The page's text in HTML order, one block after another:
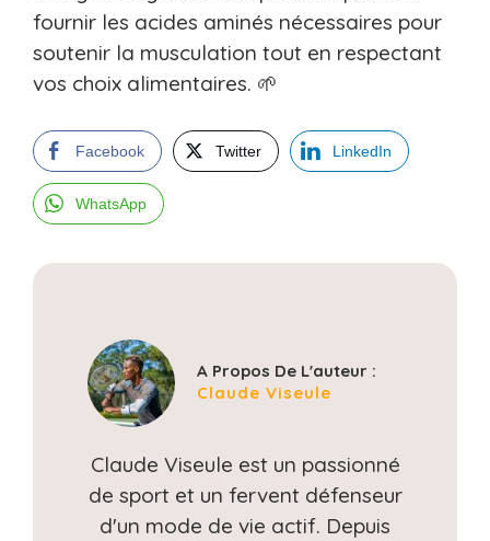
fournir les acides aminés nécessaires pour
soutenir la musculation tout en respectant
vos choix alimentaires. 🌱
Facebook Twitter LinkedIn
WhatsApp
A Propos De L'auteur :
Claude Viseule
Claude Viseule est un passionné
de sport et un fervent défenseur
d'un mode de vie actif. Depuis